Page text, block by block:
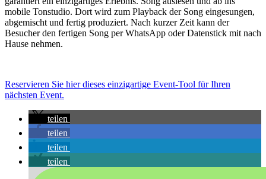
mobile Tonstudio. Dort wird zum Playback der Song eingesungen,
abgemischt und fertig produziert. Nach kurzer Zeit kann der
Besucher den fertigen Song per WhatsApp oder Datenstick mit nach
Hause nehmen.
Reservieren Sie hier dieses einzigartige Event-Tool für Ihren
nächsten Event.
teilen
teilen
teilen
teilen